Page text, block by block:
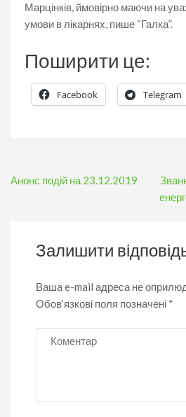
Марцінків, ймовірно маючи на
умови в лікарнях, пише “Галка”.
Поширити це:
Facebook Telegram
Навігація
Анонс подій на 23.12.2019
Залишити
Ваша e-mail адреса не
Обов’язкові поля позначені *
Коментар